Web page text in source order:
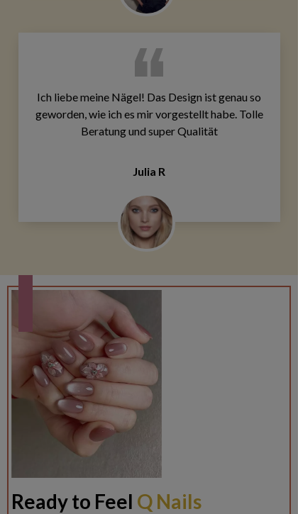
Ich liebe meine Nägel! Das Design ist genau so
geworden, wie ich es mir vorgestellt habe. Tolle
Beratung und super Qualität
Julia R
Ready to Feel Q Nails